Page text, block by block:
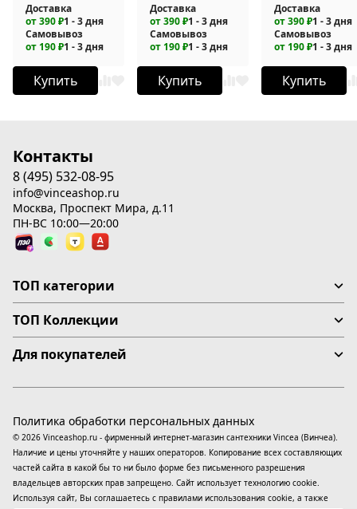
Доставка
от 390 ₽1 - 3 дня
Самовывоз
от 190 ₽1 - 3 дня
Купить
Доставка
от 390 ₽1 - 3 дня
Самовывоз
от 190 ₽1 - 3 дня
Купить
Доставка
от 390 ₽1 - 3 дня
Самовывоз
от 190 ₽1 - 3 дня
Купить
Контакты
8 (495) 532-08-95
info@vinceashop.ru
Москва, Проспект Мира, д.11
ПН-ВС 10:00—20:00
ТОП категории
ТОП Коллекции
Для покупателей
© 2026 Vinceashop.ru - фирменный интернет-магазин сантехники Vincea (Винчеа).
Наличие и цены уточняйте у наших операторов. Копирование всех составляющих
частей сайта в какой бы то ни было форме без письменного разрешения
владельцев авторских прав запрещено. Сайт использует технологию cookie.
Используя сайт, Вы соглашаетесь с правилами использования cookie, а также
Политика обработки персональных данных